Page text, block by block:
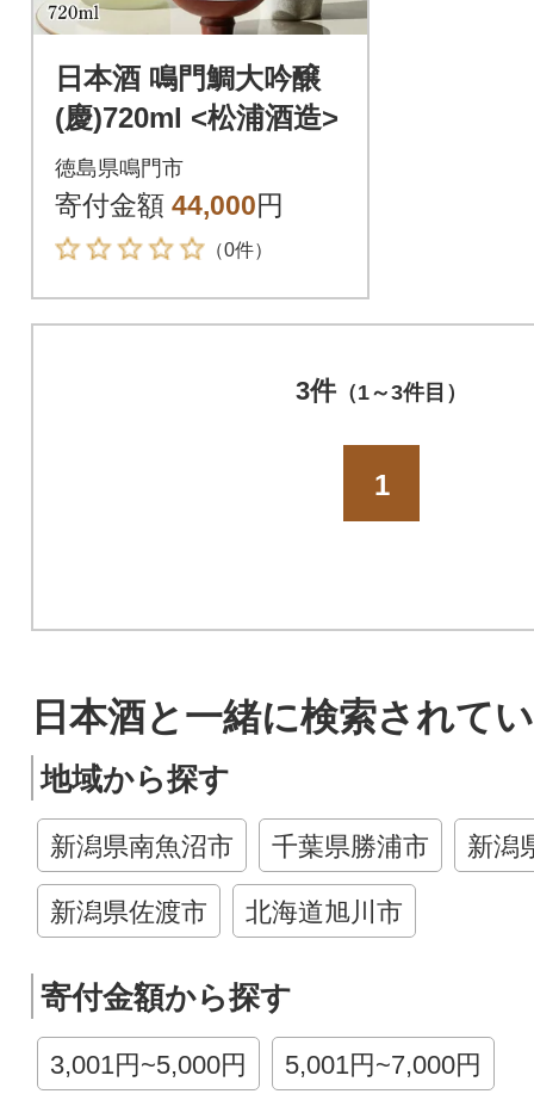
日本酒 鳴門鯛大吟醸
(慶)720ml <松浦酒造>
徳島県鳴門市
寄付金額 44,000円
（0件）
3件（1～3件目）
1
日本酒と一緒に検索されて
地域から探す
新潟県南魚沼市 千葉県勝浦市 新潟
新潟県佐渡市 北海道旭川市
寄付金額から探す
3,001円~5,000円 5,001円~7,000円